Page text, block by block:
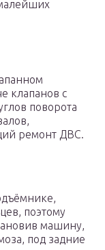
клапанов с
поворота
ремонт ДВС.
поэтому
машину,
под задние